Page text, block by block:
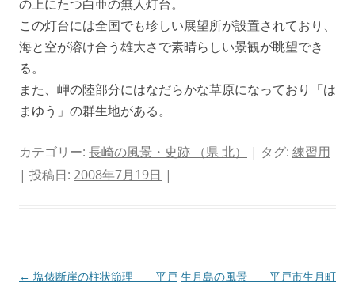
の上にたつ白亜の無人灯台。
この灯台には全国でも珍しい展望所が設置されており、
海と空が溶け合う雄大さで素晴らしい景観が眺望でき
る。
また、岬の陸部分にはなだらかな草原になっており「は
まゆう」の群生地がある。
カテゴリー: 長崎の風景・史跡 （県 北） | タグ: 練習用
| 投稿日: 2008年7月19日 |
投
← 塩俵断崖の柱状節理 平戸 生月島の風景 平戸市生月町